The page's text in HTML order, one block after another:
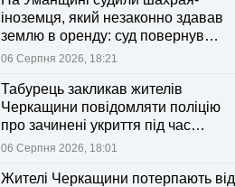
іноземця, який незаконно здавав
землю в оренду: суд повернув
ділянки громаді
06 Серпня 2026, 18:21
Табурець закликав жителів
Черкащини повідомляти поліцію
про зачинені укриття під час
тривоги
06 Серпня 2026, 18:01
Жителі Черкащини потерпають від